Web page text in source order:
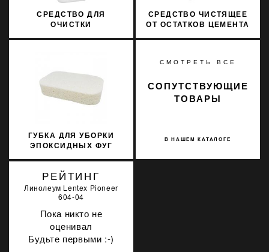
СРЕДСТВО ДЛЯ
ОЧИСТКИ
СРЕДСТВО ЧИСТЯЩЕЕ
ОТ ОСТАТКОВ ЦЕМЕНТА
ГУБКА ДЛЯ УБОРКИ
ЭПОКСИДНЫХ ФУГ
СМОТРЕТЬ ВСЕ
В НАШЕМ КАТАЛОГЕ
СОПУТСТВУЮЩИЕ
ТОВАРЫ
РЕЙТИНГ
Линолеум Lentex Pioneer
604-04
Пока никто не
оценивал
Будьте первыми :-)